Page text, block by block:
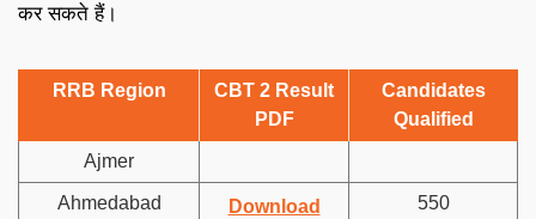
कर सकते हैं।
RRB Region
CBT 2 Result
PDF
Candidates
Qualified
Ajmer
Ahmedabad
Download
550